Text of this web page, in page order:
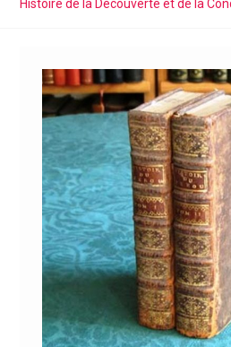
Histoire de la Découverte et de la